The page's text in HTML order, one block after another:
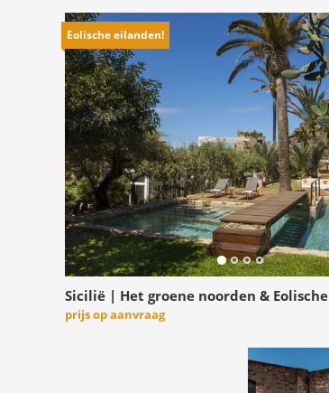
Eolische eilanden!
Sicilië | Het groene noorden &
prijs op aanvraag